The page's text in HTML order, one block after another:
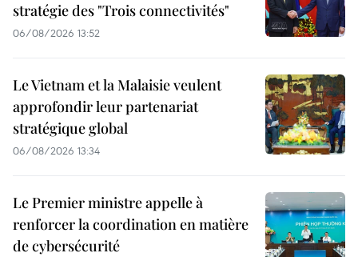
stratégie des "Trois connectivités"
06/08/2026 13:52
Le Vietnam et la Malaisie veulent
approfondir leur partenariat
stratégique global
06/08/2026 13:34
Le Premier ministre appelle à
renforcer la coordination en matière
de cybersécurité